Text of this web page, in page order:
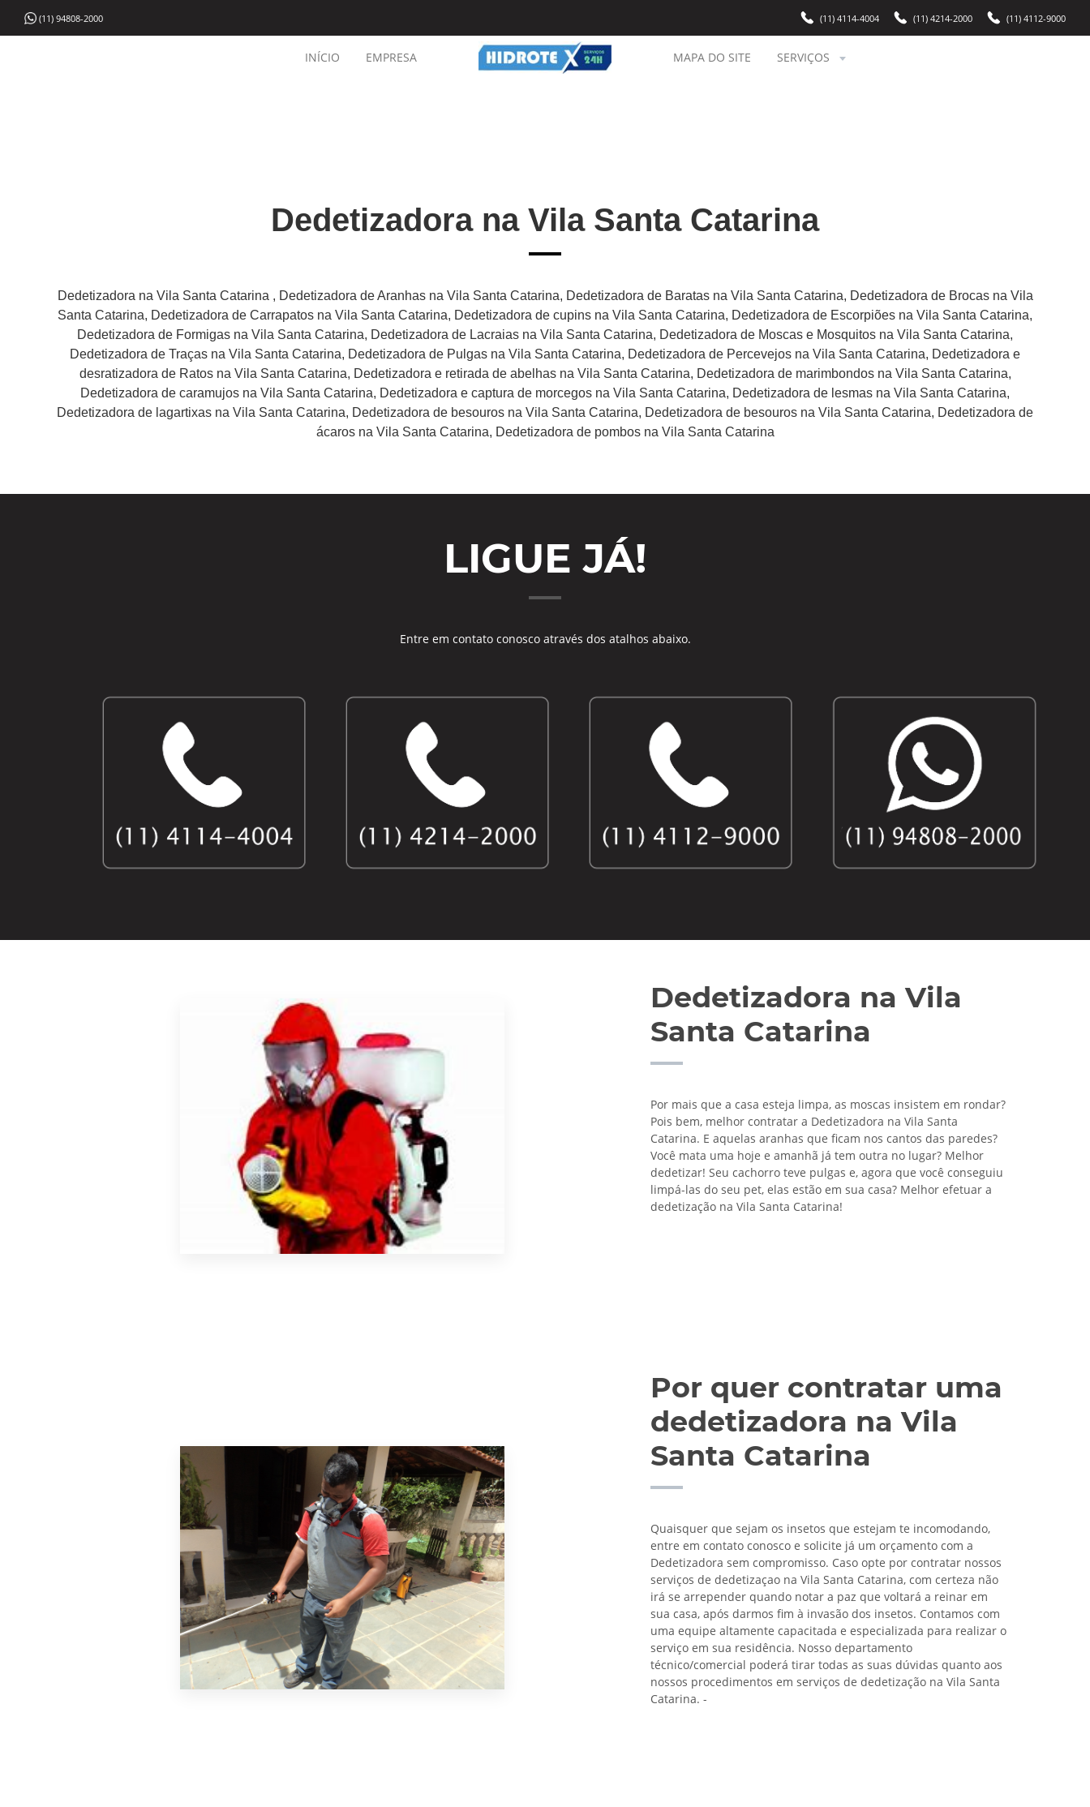
(11) 94808-2000 (11) 4114-4004 (11) 4214-2000 (11) 4112-9000
INÍCIO EMPRESA MAPA DO SITE SERVIÇOS
Dedetizadora na Vila Santa Catarina
Dedetizadora na Vila Santa Catarina , Dedetizadora de Aranhas na Vila Santa Catarina, Dedetizadora de Baratas na Vila Santa Catarina, Dedetizadora de Brocas na Vila
Santa Catarina, Dedetizadora de Carrapatos na Vila Santa Catarina, Dedetizadora de cupins na Vila Santa Catarina, Dedetizadora de Escorpiões na Vila Santa Catarina,
Dedetizadora de Formigas na Vila Santa Catarina, Dedetizadora de Lacraias na Vila Santa Catarina, Dedetizadora de Moscas e Mosquitos na Vila Santa Catarina,
Dedetizadora de Traças na Vila Santa Catarina, Dedetizadora de Pulgas na Vila Santa Catarina, Dedetizadora de Percevejos na Vila Santa Catarina, Dedetizadora e
desratizadora de Ratos na Vila Santa Catarina, Dedetizadora e retirada de abelhas na Vila Santa Catarina, Dedetizadora de marimbondos na Vila Santa Catarina,
Dedetizadora de caramujos na Vila Santa Catarina, Dedetizadora e captura de morcegos na Vila Santa Catarina, Dedetizadora de lesmas na Vila Santa Catarina,
Dedetizadora de lagartixas na Vila Santa Catarina, Dedetizadora de besouros na Vila Santa Catarina, Dedetizadora de besouros na Vila Santa Catarina, Dedetizadora de
ácaros na Vila Santa Catarina, Dedetizadora de pombos na Vila Santa Catarina
LIGUE JÁ!
Entre em contato conosco através dos atalhos abaixo.
Dedetizadora na Vila
Santa Catarina
Por mais que a casa esteja limpa, as moscas insistem em rondar?
Pois bem, melhor contratar a Dedetizadora na Vila Santa
Catarina. E aquelas aranhas que ficam nos cantos das paredes?
Você mata uma hoje e amanhã já tem outra no lugar? Melhor
dedetizar! Seu cachorro teve pulgas e, agora que você conseguiu
limpá-las do seu pet, elas estão em sua casa? Melhor efetuar a
dedetização na Vila Santa Catarina!
Por quer contratar uma
dedetizadora na Vila
Santa Catarina
Quaisquer que sejam os insetos que estejam te incomodando,
entre em contato conosco e solicite já um orçamento com a
Dedetizadora sem compromisso. Caso opte por contratar nossos
serviços de dedetizaçao na Vila Santa Catarina, com certeza não
irá se arrepender quando notar a paz que voltará a reinar em
sua casa, após darmos fim à invasão dos insetos. Contamos com
uma equipe altamente capacitada e especializada para realizar o
serviço em sua residência. Nosso departamento
técnico/comercial poderá tirar todas as suas dúvidas quanto aos
nossos procedimentos em serviços de dedetização na Vila Santa
Catarina. -